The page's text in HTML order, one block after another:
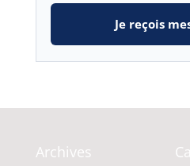
Je reçois
Archives